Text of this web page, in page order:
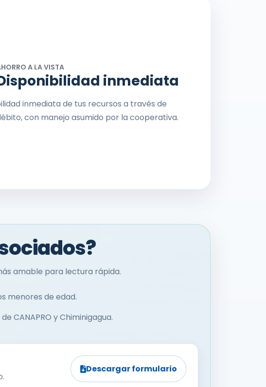
A LA VISTA
inmediata
inmediata de tus recursos a través de
con manejo asumido por la cooperativa.
amable para lectura rápida.
menores de edad.
CANAPRO y Chiminigagua.
Descargar formulario